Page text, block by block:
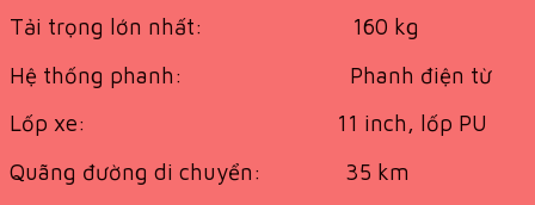
Tải trọng lớn nhất: 160 kg
Hệ thống phanh: Phanh điện từ
Lốp xe: 11 inch, lốp PU
Quãng đường di chuyển: 35 km